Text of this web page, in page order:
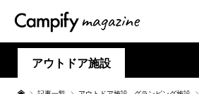
アウトドア施設